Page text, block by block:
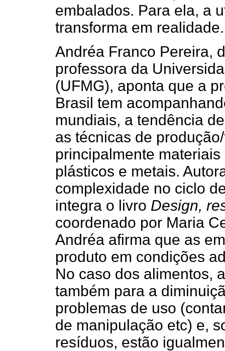
embalados. Para ela, a
transforma em realidade.
Andréa Franco Pereira,
professora da
(UFMG), aponta que a
Brasil tem
mundiais, a tendência
as técnicas de
principalmente
plásticos e metais.
complexidade no ciclo
integra o livro Design,
coordenado por Maria
Andréa afirma que as
produto em condições
No caso dos alimentos,
também para a
problemas de uso
de manipulação etc) e,
resíduos, estão